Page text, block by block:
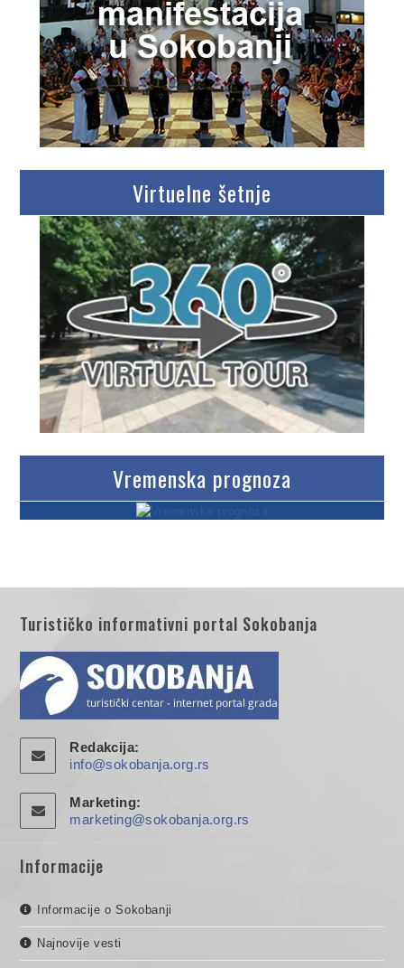
Virtuelne šetnje
Vremenska prognoza
Turističko informativni portal Sokobanja
Redakcija:
info@sokobanja.org.rs
Marketing:
marketing@sokobanja.org.rs
Informacije
Informacije o Sokobanji
Najnovije vesti